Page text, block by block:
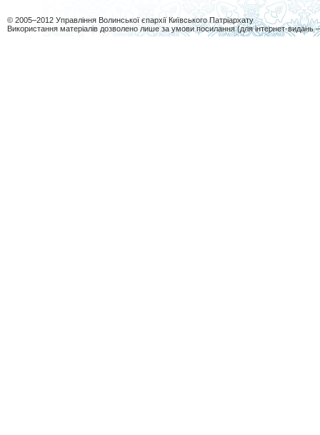
© 2005–2012 Управління Волинської єпархії Київського Патріархату
Використання матеріалів дозволено лише за умови посилання (для інтернет-видань